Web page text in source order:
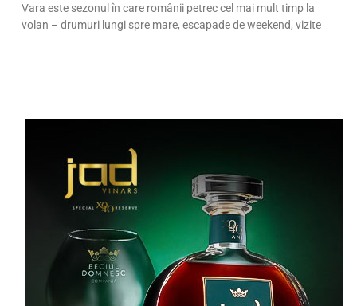
Vara este sezonul în care românii petrec cel mai mult timp la
volan – drumuri lungi spre mare, escapade de weekend, vizite